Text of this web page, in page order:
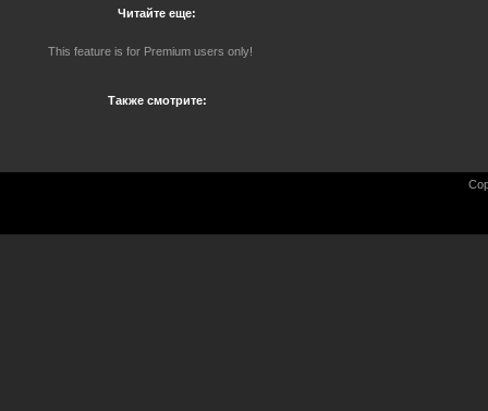
Читайте еще:
This feature is for Premium users only!
Также смотрите: